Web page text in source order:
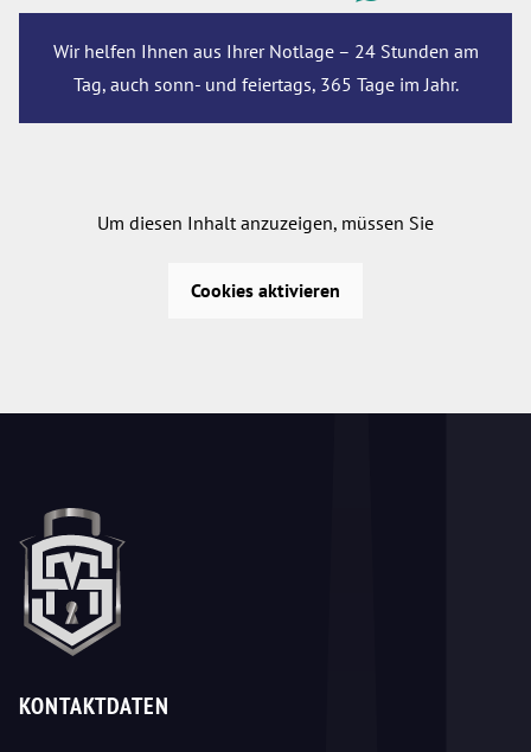
Wir helfen Ihnen aus Ihrer Notlage – 24 Stunden am
Tag, auch sonn- und feiertags, 365 Tage im Jahr.
Um diesen Inhalt anzuzeigen, müssen Sie
Cookies aktivieren
KONTAKTDATEN